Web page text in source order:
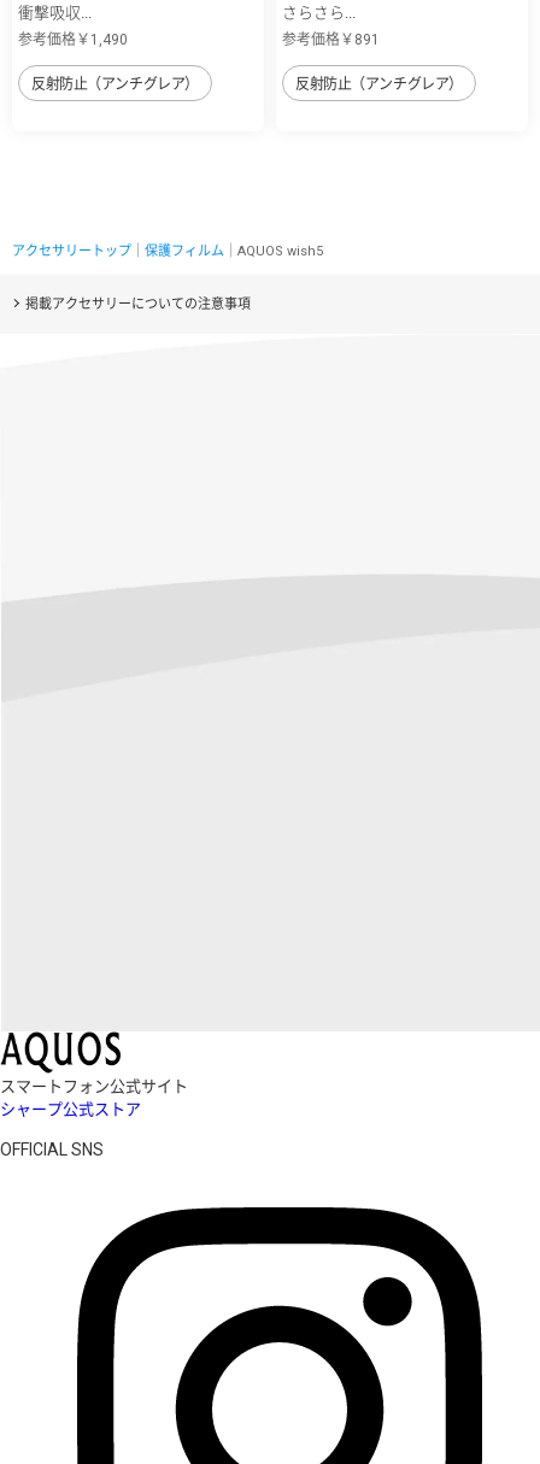
衝撃吸収...
参考価格￥1,490
反射防止（アンチグレア）
さらさら...
参考価格￥891
反射防止（アンチグレア）
アクセサリートップ 保護フィルム ｜AQUOS wish5
掲載アクセサリーについての注意事項
スマートフォン公式サイト
シャープ公式ストア
OFFICIAL SNS